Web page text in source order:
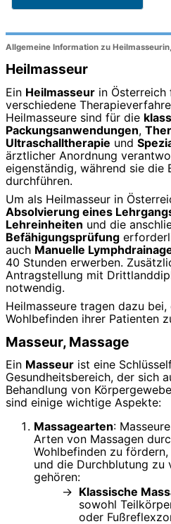
Allgemeine Information zu
Heilmasseur
Ein Heilmasseur in
verschiedene
Heilmasseure sind für die
Packungsanwendungen,
Ultraschalltherapie und
ärztlicher Anordnung
eigenständig, während sie die
durchführen.
Um als Heilmasseur in
Absolvierung eines
Lehreinheiten und die
Befähigungsprüfung
auch Manuelle
40 Stunden erwerben.
Antragstellung mit
notwendig.
Heilmasseure tragen dazu
Wohlbefinden ihrer Patienten
Masseur, Massage
Ein Masseur ist eine
Gesundheitsbereich, der sich
Behandlung von
sind einige wichtige Aspekte:
Massagearten:
Arten von Massagen
Wohlbefinden zu
und die Durchblutung zu
gehören:
Klassische
sowohl
oder